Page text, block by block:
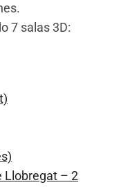
7 salas 3D:
Llobregat – 2